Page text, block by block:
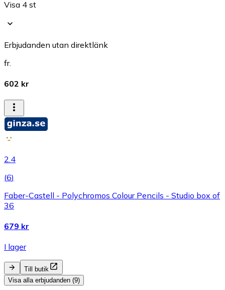
Visa 4 st
Erbjudanden utan direktlänk
fr.
602 kr
2.4
(6)
Faber-Castell - Polychromos Colour Pencils - Studio box of
36
679 kr
I lager
Till butik
Visa alla erbjudanden (9)